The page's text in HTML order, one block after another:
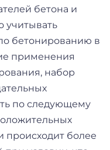
бетона и
учитывать
бетонированию в
применения
набор
по следующему
происходит более